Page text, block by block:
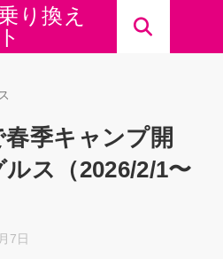
り換え
季キャンプ開
ス（2026/2/1〜
7日